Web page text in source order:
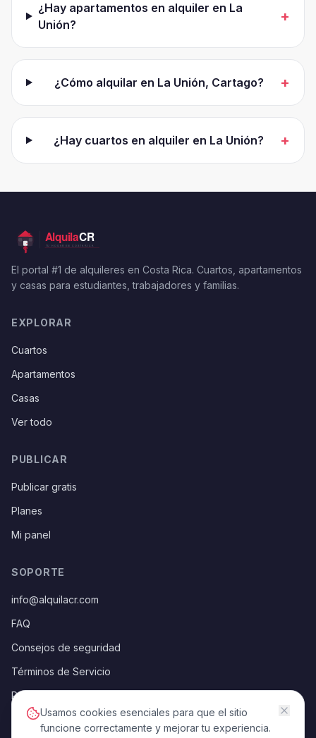
¿Hay apartamentos en alquiler en La
Unión?
+
¿Cómo alquilar en La Unión, Cartago? +
¿Hay cuartos en alquiler en La Unión? +
El portal #1 de alquileres en Costa Rica. Cuartos, apartamentos
y casas para estudiantes, trabajadores y familias.
EXPLORAR
Cuartos
Apartamentos
Casas
Ver todo
PUBLICAR
Publicar gratis
Planes
Mi panel
SOPORTE
info@alquilacr.com
FAQ
Consejos de seguridad
Términos de Servicio
Política de Privacidad
Usamos cookies esenciales para que el sitio
funcione correctamente y mejorar tu experiencia.